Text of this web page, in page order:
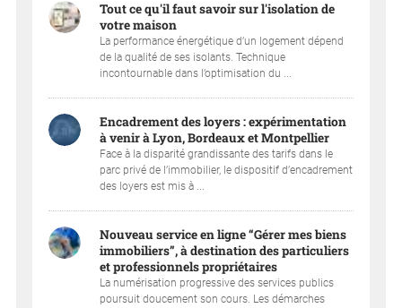
Tout ce qu'il faut savoir sur l'isolation de
votre maison
La performance énergétique d’un logement dépend
de la qualité de ses isolants. Technique
incontournable dans l’optimisation du ...
Encadrement des loyers : expérimentation
à venir à Lyon, Bordeaux et Montpellier
Face à la disparité grandissante des tarifs dans le
parc privé de l’immobilier, le dispositif d’encadrement
des loyers est mis à ...
Nouveau service en ligne “Gérer mes biens
immobiliers”, à destination des particuliers
et professionnels propriétaires
La numérisation progressive des services publics
poursuit doucement son cours. Les démarches